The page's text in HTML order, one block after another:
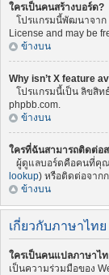
ใครเป็นคนสร้างบอร์ด?
โปรแกรมนี้พัฒนาจาก
License and may be
ข้างบน
Why isn’t X feature
โปรแกรมนี้เป็น ลิขสิท
phpbb.com.
ข้างบน
ใครที่ฉันสามารถติดต่อ
ผู้ดูแลบอร์ดคือคนที่คุณ
lookup) หรือติดต่อจาก
ข้างบน
เกี่ยวกับภาษาไท
ใครเป็นคนแปลภาษาไ
เป็นความร่วมมือของ